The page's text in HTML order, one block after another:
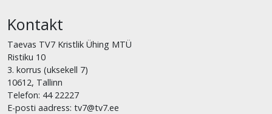
Kontakt
Taevas TV7 Kristlik Ühing MTÜ
Ristiku 10
3. korrus (uksekell 7)
10612, Tallinn
Telefon: 44 22227
E-posti aadress: tv7@tv7.ee